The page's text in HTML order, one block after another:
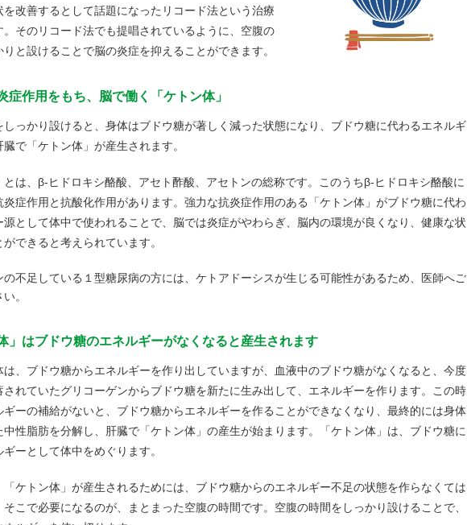
を改善するとして話題になったリコード法という治療
。そのリコード法でも提唱されているように、空腹の
と設けることで脳の炎症を抑えることができます。
症作用をもち、脳で働く「ケトン体」
しっかり設けると、身体はブドウ糖が著しく減った状態になり、ブドウ糖に代わるエネルギ
で「ケトン体」が産生されます。
とは、β-ヒドロキシ酪酸、アセト酢酸、アセトンの総称です。このうちβ-ヒドロキシ酪酸に
炎症作用と抗酸化作用があります。強力な抗炎症作用のある「ケトン体」がブドウ糖に代わ
源として体中で使われることで、脳では炎症がやわらぎ、脳内の環境が良くなり、健康な状
できると考えられています。
不足している１型糖尿病の方には、ケトアドーシスが生じる可能性があるため、医師へご
。
」はブドウ糖のエネルギーがなくなると産生されます
は、ブドウ糖からエネルギーを作り出していますが、血液中のブドウ糖がなくなると、今度
されていたグリコーゲンからブドウ糖を新たに生み出して、エネルギーを作ります。この時
ギーの補給がないと、ブドウ糖からエネルギーを作ることができなくなり、最終的には身体
中性脂肪を分解し、肝臓で「ケトン体」の産生が始まります。「ケトン体」は、ブドウ糖に
ーとして体中をめぐります。
「ケトン体」が産生されるためには、ブドウ糖からのエネルギー不足の状態を作らなくては
そこで必要になるのが、まとまった空腹の時間です。空腹の時間をしっかり設けることで、